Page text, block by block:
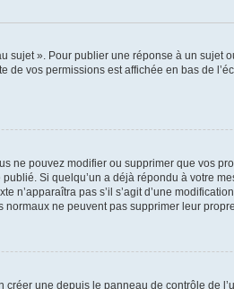
». Pour publier une réponse à un
de vos permissions est affichée en bas de
ne pouvez modifier ou supprimer que vos
Si quelqu’un a déjà répondu à votre
n’apparaîtra pas s’il s’agit d’une
ne peuvent pas supprimer leur
une depuis le panneau de contrôle de